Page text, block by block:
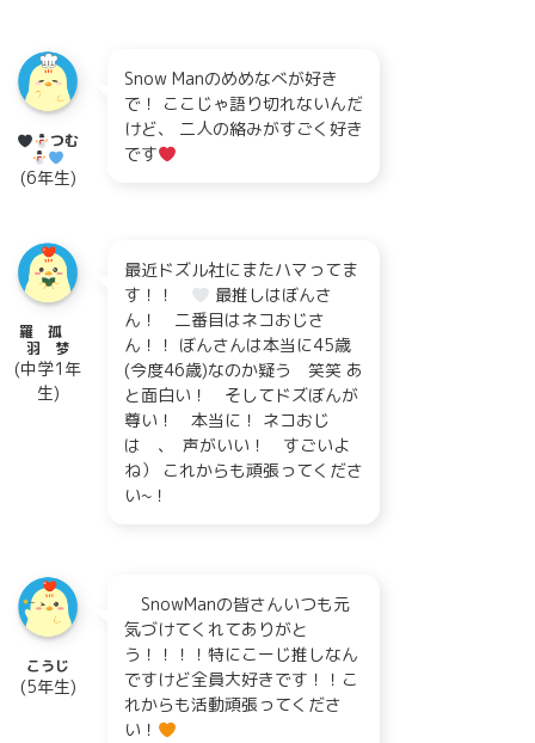
つむ
(6年生)
Snow Manのめめなべが好き
で！ ここじゃ語り切れないんだ
けど、 二人の絡みがすごく好き
です
羅 孤
羽 梦
(中学1年
生)
最近ドズル社にまたハマってま
す！！
最推しはぼんさ
ん！ 二番目はネコおじさ
ん！！ ぼんさんは本当に45歳
(今度46歳)なのか疑う 笑笑 あ
と面白い！ そしてドズぼんが
尊い！ 本当に！ ネコおじ
は ､ 声がいい！ すごいよ
ね） これからも頑張ってくださ
い~！
こうじ
(5年生)
SnowManの皆さんいつも元
気づけてくれてありがと
う！！！！特にこーじ推しなん
ですけど全員大好きです！！こ
れからも活動頑張ってくださ
い！